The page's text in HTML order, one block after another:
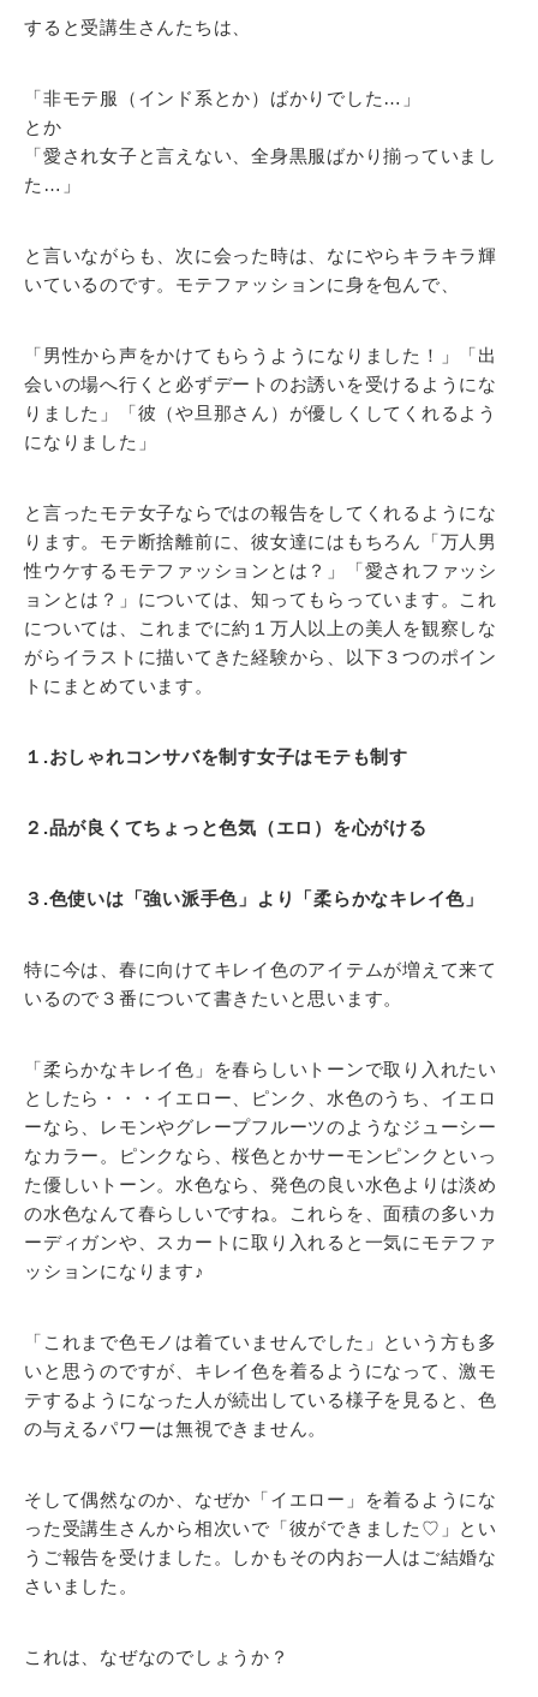
すると受講生さんたちは、
「非モテ服（インド系とか）ばかりでした…」
とか
「愛され女子と言えない、全身黒服ばかり揃っていまし
た…」
と言いながらも、次に会った時は、なにやらキラキラ輝
いているのです。モテファッションに身を包んで、
「男性から声をかけてもらうようになりました！」「出
会いの場へ行くと必ずデートのお誘いを受けるようにな
りました」「彼（や旦那さん）が優しくしてくれるよう
になりました」
と言ったモテ女子ならではの報告をしてくれるようにな
ります。モテ断捨離前に、彼女達にはもちろん「万人男
性ウケするモテファッションとは？」「愛されファッシ
ョンとは？」については、知ってもらっています。これ
については、これまでに約１万人以上の美人を観察しな
がらイラストに描いてきた経験から、以下３つのポイン
トにまとめています。
１.おしゃれコンサバを制す女子はモテも制す
２.品が良くてちょっと色気（エロ）を心がける
３.色使いは「強い派手色」より「柔らかなキレイ色」
特に今は、春に向けてキレイ色のアイテムが増えて来て
いるので３番について書きたいと思います。
「柔らかなキレイ色」を春らしいトーンで取り入れたい
としたら・・・イエロー、ピンク、水色のうち、イエロ
ーなら、レモンやグレープフルーツのようなジューシー
なカラー。ピンクなら、桜色とかサーモンピンクといっ
た優しいトーン。水色なら、発色の良い水色よりは淡め
の水色なんて春らしいですね。これらを、面積の多いカ
ーディガンや、スカートに取り入れると一気にモテファ
ッションになります♪
「これまで色モノは着ていませんでした」という方も多
いと思うのですが、キレイ色を着るようになって、激モ
テするようになった人が続出している様子を見ると、色
の与えるパワーは無視できません。
そして偶然なのか、なぜか「イエロー」を着るようにな
った受講生さんから相次いで「彼ができました♡」とい
うご報告を受けました。しかもその内お一人はご結婚な
さいました。
これは、なぜなのでしょうか？